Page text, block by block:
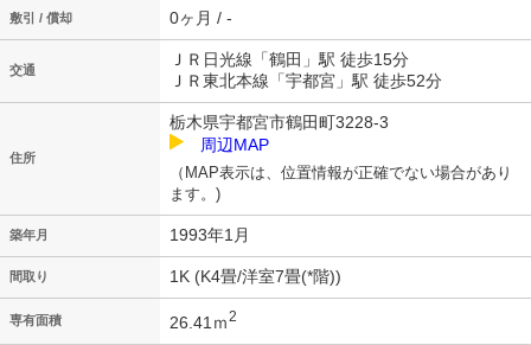
敷引 / 償却 0ヶ月 / -
交通
ＪＲ日光線「鶴田」駅 徒歩15分
ＪＲ東北本線「宇都宮」駅 徒歩52分
住所
栃木県宇都宮市鶴田町3228-3
周辺MAP
（MAP表示は、位置情報が正確でない場合があり
ます。)
築年月 1993年1月
間取り 1K (K4畳/洋室7畳(*階))
専有面積 26.41ｍ2